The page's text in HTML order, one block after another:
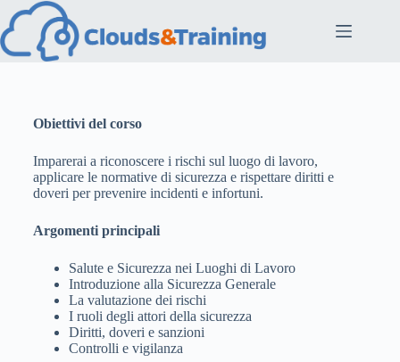
Obiettivi del corso
Imparerai a riconoscere i rischi sul luogo di lavoro,
applicare le normative di sicurezza e rispettare diritti e
doveri per prevenire incidenti e infortuni.
Argomenti principali
Salute e Sicurezza nei Luoghi di Lavoro
Introduzione alla Sicurezza Generale
La valutazione dei rischi
I ruoli degli attori della sicurezza
Diritti, doveri e sanzioni
Controlli e vigilanza